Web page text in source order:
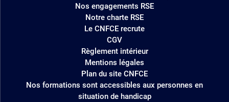
Nos engagements RSE
Notre charte RSE
Le CNFCE recrute
CGV
Règlement intérieur
Mentions légales
Plan du site CNFCE
Nos formations sont accessibles aux personnes en
situation de handicap